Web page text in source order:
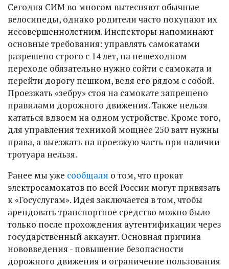
Сегодня СИМ во многом вытесняют обычные
велосипеды, однако родители часто покупают их
несовершеннолетним. Инспекторы напоминают
основные требования: управлять самокатами
разрешено строго с 14 лет, на пешеходном
переходе обязательно нужно сойти с самоката и
перейти дорогу пешком, ведя его рядом с собой.
Проезжать «зебру» стоя на самокате запрещено
правилами дорожного движения. Также нельзя
кататься вдвоем на одном устройстве. Кроме того,
для управления техникой мощнее 250 ватт нужны
права, а выезжать на проезжую часть при наличии
тротуара нельзя.
Ранее мы уже сообщали о том, что прокат
электросамокатов по всей России могут привязать
к «Госуслугам». Идея заключается в том, чтобы
арендовать транспортное средство можно было
только после прохождения аутентификации через
государственный аккаунт. Основная причина
нововведения - повышение безопасности
дорожного движения и ограничение пользования